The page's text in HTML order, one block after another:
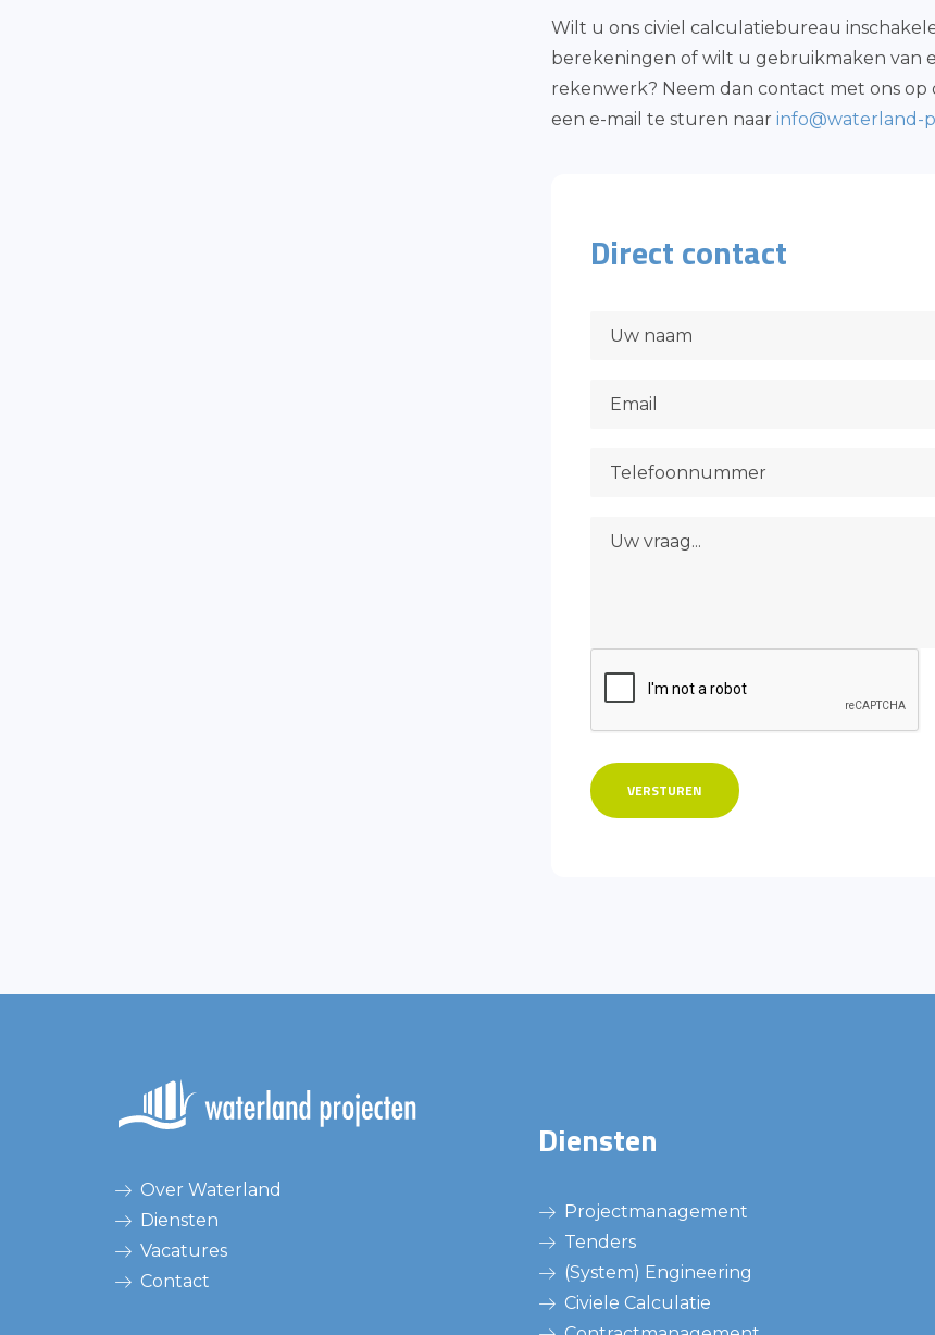
Wilt u ons civiel calculatiebureau
berekeningen of wilt u gebruikmaken van
rekenwerk? Neem dan contact met ons op
een e-mail te sturen naar info@waterland-
Direct contact
Over Waterland
Diensten
Vacatures
Contact
Diensten
Projectmanagement
Tenders
(System) Engineering
Civiele Calculatie